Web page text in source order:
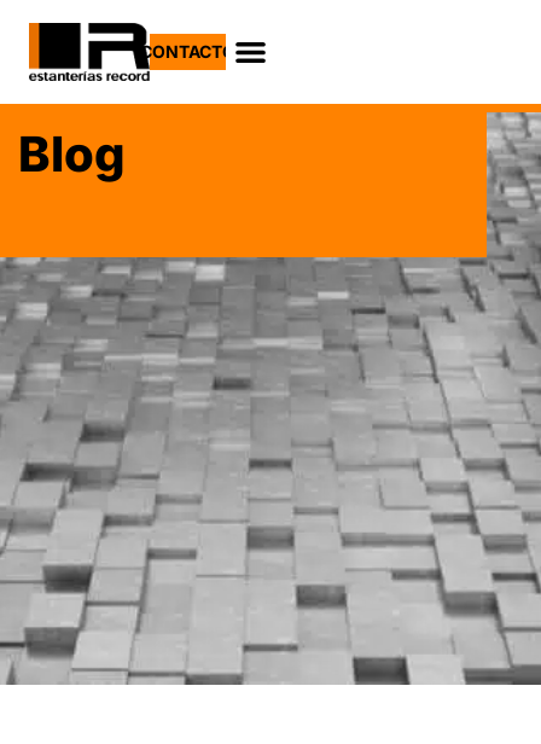
CONTACTO
Blog